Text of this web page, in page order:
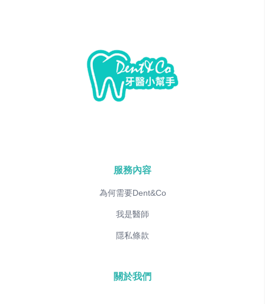
服務內容
為何需要Dent&Co
我是醫師
隱私條款
關於我們